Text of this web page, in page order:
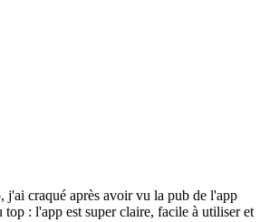
j'ai craqué après avoir vu la pub de l'app
: l'app est super claire, facile à utiliser et